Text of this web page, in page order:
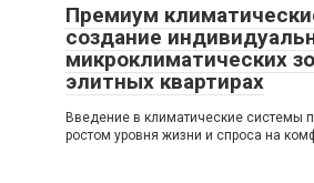
Премиум
создание
микроклиматических
элитных квартирах
Введение в климатические системы
ростом уровня жизни и спроса на